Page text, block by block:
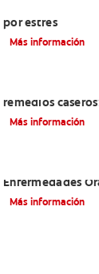
por estrés
Más información
remedios
Más información
Enfermedades
Más información